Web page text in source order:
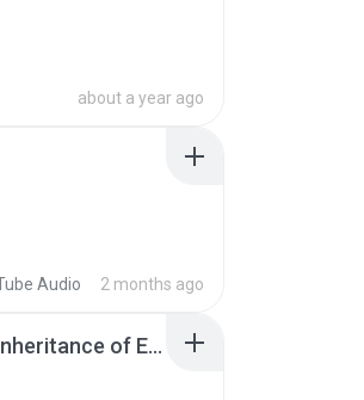
about a year ago
Audio 2 months ago
Wrath & Glory - Aeldari - Inheritance of Embers.pdf